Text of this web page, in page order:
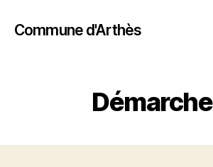
Commune d'Arthès